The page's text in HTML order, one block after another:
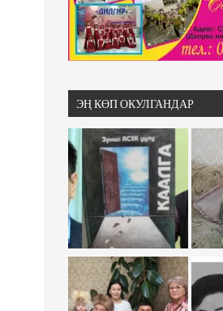
ЭҢ КӨП ОКУЛГАНДАР